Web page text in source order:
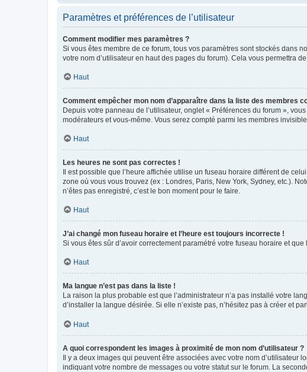
Paramètres et préférences de l’utilisateur
Comment modifier mes paramètres ?
Si vous êtes membre de ce forum, tous vos paramètres sont stockés dans
votre nom d’utilisateur en haut des pages du forum). Cela vous permettra
Haut
Comment empêcher mon nom d’apparaître dans la liste des membres
Depuis votre panneau de l’utilisateur, onglet « Préférences du forum », vous
modérateurs et vous-même. Vous serez compté parmi les membres
Haut
Les heures ne sont pas correctes !
Il est possible que l’heure affichée utilise un fuseau horaire différent de
zone où vous vous trouvez (ex : Londres, Paris, New York, Sydney, etc.).
n’êtes pas enregistré, c’est le bon moment pour le faire.
Haut
J’ai changé mon fuseau horaire et l’heure est toujours incorrecte !
Si vous êtes sûr d’avoir correctement paramétré votre fuseau horaire et
Haut
Ma langue n’est pas dans la liste !
La raison la plus probable est que l’administrateur n’a pas installé votre
d’installer la langue désirée. Si elle n’existe pas, n’hésitez pas à créer et
Haut
A quoi correspondent les images à proximité de mon nom d’utilisateur ?
Il y a deux images qui peuvent être associées avec votre nom d’utilisateur
indiquant votre nombre de messages ou votre statut sur le forum. La